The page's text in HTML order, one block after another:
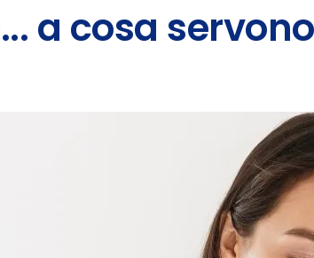
a cosa